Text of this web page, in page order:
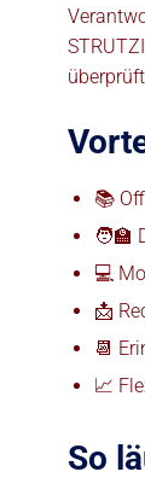
📚
🧑‍🏫
💻
📩
📆
📈
So